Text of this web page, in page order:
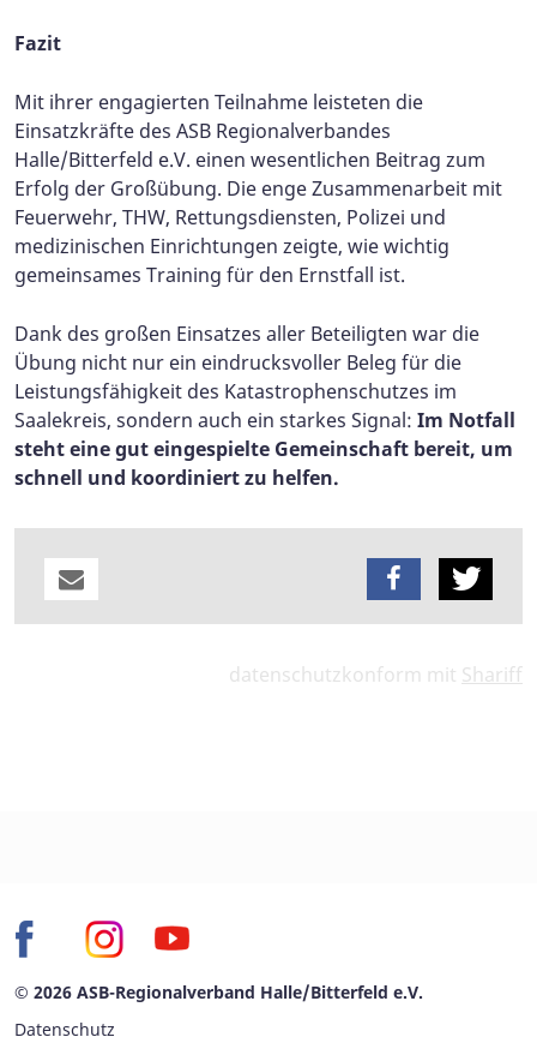
Fazit
Mit ihrer engagierten Teilnahme leisteten die
Einsatzkräfte des ASB Regionalverbandes
Halle/Bitterfeld e.V. einen wesentlichen Beitrag zum
Erfolg der Großübung. Die enge Zusammenarbeit mit
Feuerwehr, THW, Rettungsdiensten, Polizei und
medizinischen Einrichtungen zeigte, wie wichtig
gemeinsames Training für den Ernstfall ist.
Dank des großen Einsatzes aller Beteiligten war die
Übung nicht nur ein eindrucksvoller Beleg für die
Leistungsfähigkeit des Katastrophenschutzes im
Saalekreis, sondern auch ein starkes Signal: Im Notfall
steht eine gut eingespielte Gemeinschaft bereit, um
schnell und koordiniert zu helfen.
datenschutzkonform mit Shariff
© 2026 ASB-Regionalverband Halle/Bitterfeld e.V.
Datenschutz